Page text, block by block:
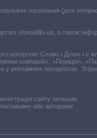
сайту залишає
або авторами
посилання (для
slovoidilo.ua, а також
контролю Слово і Діло» і
компаній», «Позиція»,
рекламних матеріалах.